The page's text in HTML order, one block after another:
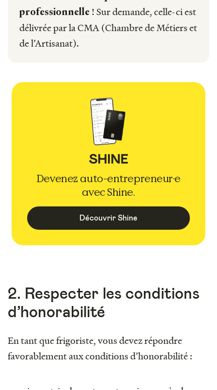
professionnelle ! Sur demande, celle-ci est
délivrée par la CMA (Chambre de Métiers et
de l’Artisanat).
Devenez auto-entrepreneur·e
avec Shine.
Découvrir Shine
2. Respecter les conditions
d’honorabilité
En tant que frigoriste, vous devez répondre
favorablement aux conditions d’honorabilité :